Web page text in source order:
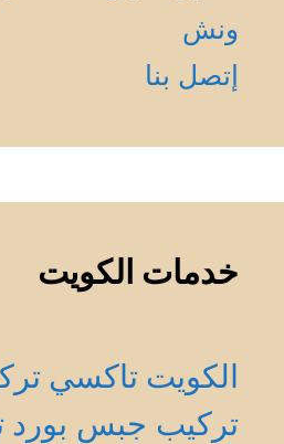
ونش
إتصل بنا
خدمات الكويت
الكويت تاكسي
تركيب جبس بورد